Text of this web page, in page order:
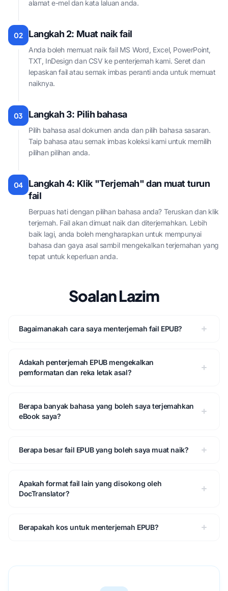
alamat e-mel dan kata laluan anda.
02 Langkah 2: Muat naik fail
Anda boleh memuat naik fail MS Word, Excel, PowerPoint,
TXT, InDesign dan CSV ke penterjemah kami. Seret dan
lepaskan fail atau semak imbas peranti anda untuk memuat
naiknya.
03 Langkah 3: Pilih bahasa
Pilih bahasa asal dokumen anda dan pilih bahasa sasaran.
Taip bahasa atau semak imbas koleksi kami untuk memilih
pilihan pilihan anda.
04
Langkah 4: Klik "Terjemah" dan muat turun
fail
Berpuas hati dengan pilihan bahasa anda? Teruskan dan klik
terjemah. Fail akan dimuat naik dan diterjemahkan. Lebih
baik lagi, anda boleh mengharapkan untuk mempunyai
bahasa dan gaya asal sambil mengekalkan terjemahan yang
tepat untuk keperluan anda.
Soalan Lazim
Bagaimanakah cara saya menterjemah fail EPUB?
Adakah penterjemah EPUB mengekalkan
pemformatan dan reka letak asal?
Berapa banyak bahasa yang boleh saya terjemahkan
eBook saya?
Berapa besar fail EPUB yang boleh saya muat naik?
Apakah format fail lain yang disokong oleh
DocTranslator?
Berapakah kos untuk menterjemah EPUB?